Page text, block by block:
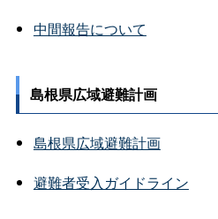
中間報告について
島根県広域避難計画
島根県広域避難計画
避難者受入ガイドライン